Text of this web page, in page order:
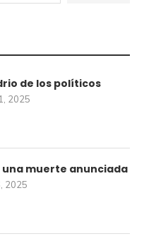
de los políticos
2025
una muerte anunciada
2025